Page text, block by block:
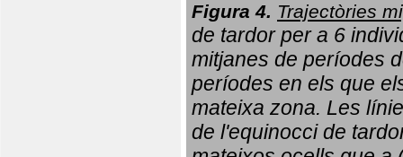
Figura 4. Trajectòries
de tardor per a 6
mitjanes de períodes
períodes en els que
mateixa zona. Les
de l'equinocci de